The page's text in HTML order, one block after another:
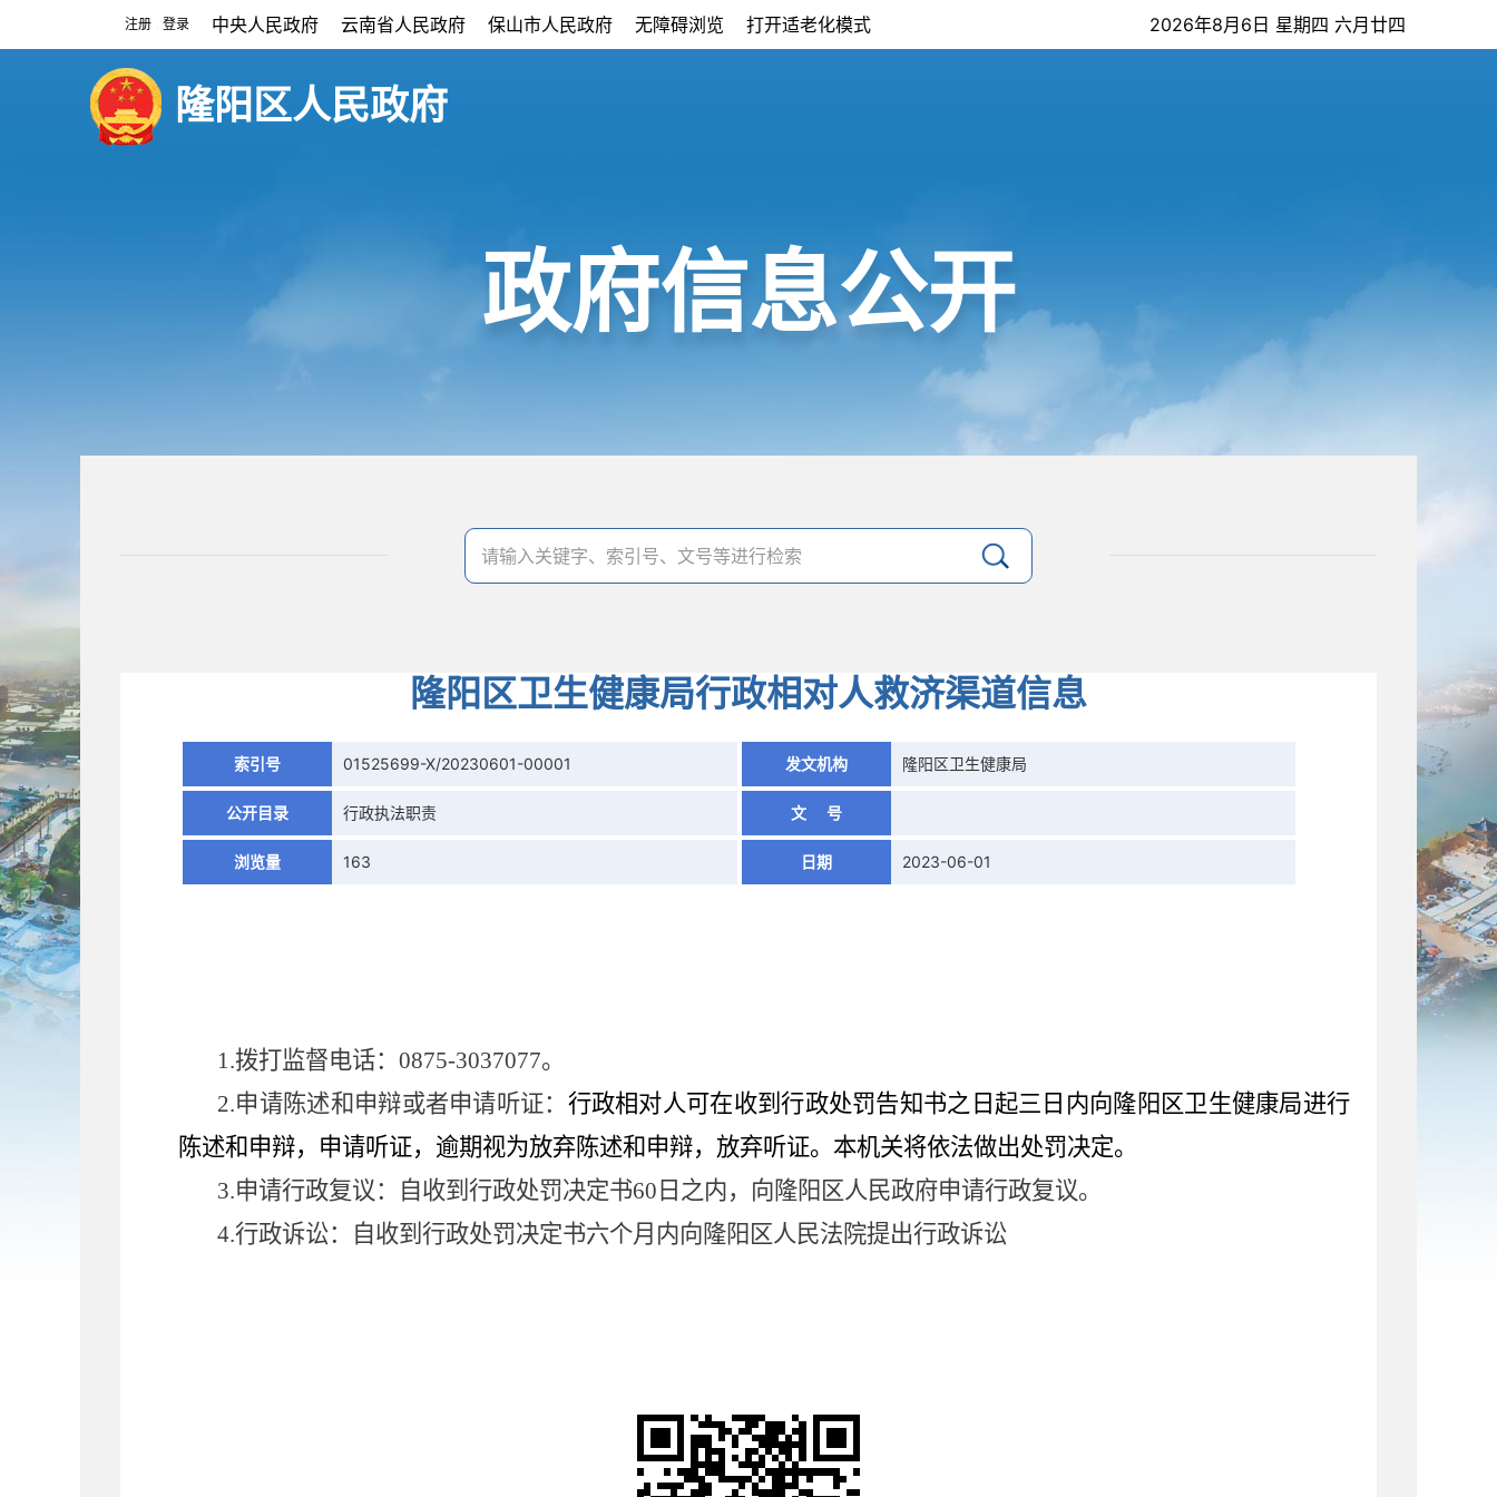
注册 登录 中央人民政府 云南省人民政府 保山市人民政府 无障碍浏览 打开适老化模式 2026年8月6日 星期四 六月廿四
隆阳区人民政府
政府信息公开
隆阳区卫生健康局行政相对人救济渠道信息
索引号 01525699-X/20230601-00001 发文机构 隆阳区卫生健康局
公开目录 行政执法职责 文 号
浏览量 163 日期 2023-06-01
1.拨打监督电话：0875-3037077。
2.申请陈述和申辩或者申请听证： 行政相对人可在收到行政处罚告知书之日起三日内向隆阳区卫生健康局进行
陈述和申辩，申请听证， 逾期视为放弃陈述和申辩， 放弃听证。本机关将依法做出处罚决定。
3.申请行政复议：自收到行政处罚决定书60日之内，向隆阳区人民政府申请行政复议。
4.行政诉讼：自收到行政处罚决定书六个月内向隆阳区人民法院提出行政诉讼